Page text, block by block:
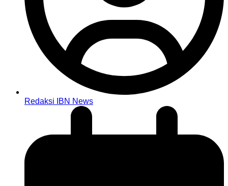
Redaksi IBN News